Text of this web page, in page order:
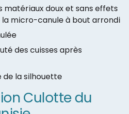
matériaux doux et sans effets
micro-canule à bout arrondi
des cuisses après
de la silhouette
Culotte du